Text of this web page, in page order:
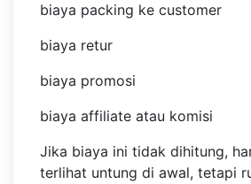
biaya packing ke customer
biaya retur
biaya promosi
biaya affiliate atau komisi
Jika biaya ini tidak dihitung,
terlihat untung di awal, tetapi